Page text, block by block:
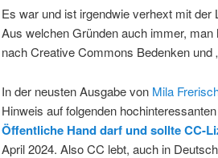
Es war und ist irgendwie verhext mit
Aus welchen Gründen auch immer,
nach Creative Commons Bedenken und
In der neusten Ausgabe von Mila
Hinweis auf folgenden
Öffentliche Hand darf und sollte CC-
April 2024. Also CC lebt, auch in